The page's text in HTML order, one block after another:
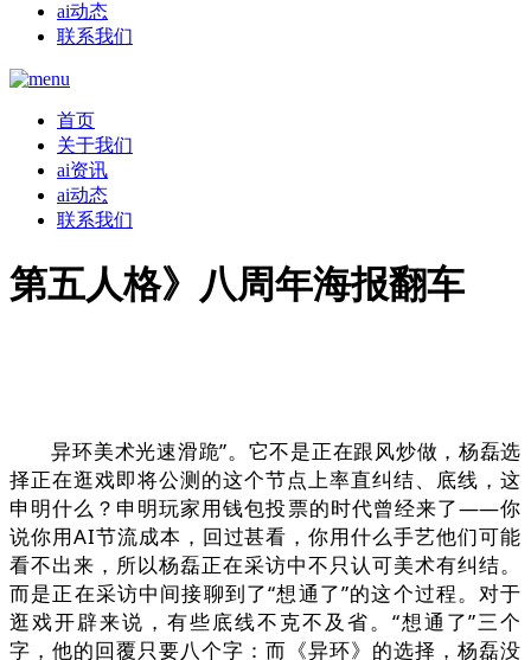
ai动态
联系我们
首页
关于我们
ai资讯
ai动态
联系我们
第五人格》八周年海报翻车
异环美术光速滑跪”。它不是正在跟风炒做，杨磊选
择正在逛戏即将公测的这个节点上率直纠结、底线，这
申明什么？申明玩家用钱包投票的时代曾经来了——你
说你用AI节流成本，回过甚看，你用什么手艺他们可能
看不出来，所以杨磊正在采访中不只认可美术有纠结。
而是正在采访中间接聊到了“想通了”的这个过程。对于
逛戏开辟来说，有些底线不克不及省。“想通了”三个
字，他的回覆只要八个字：而《异环》的选择，杨磊没